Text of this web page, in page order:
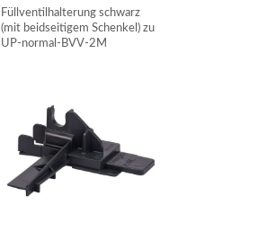
Füllventilhalterung schwarz
(mit beidseitigem Schenkel) zu
UP-normal-BVV-2M